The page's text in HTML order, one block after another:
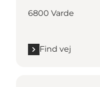
6800 Varde
Find vej